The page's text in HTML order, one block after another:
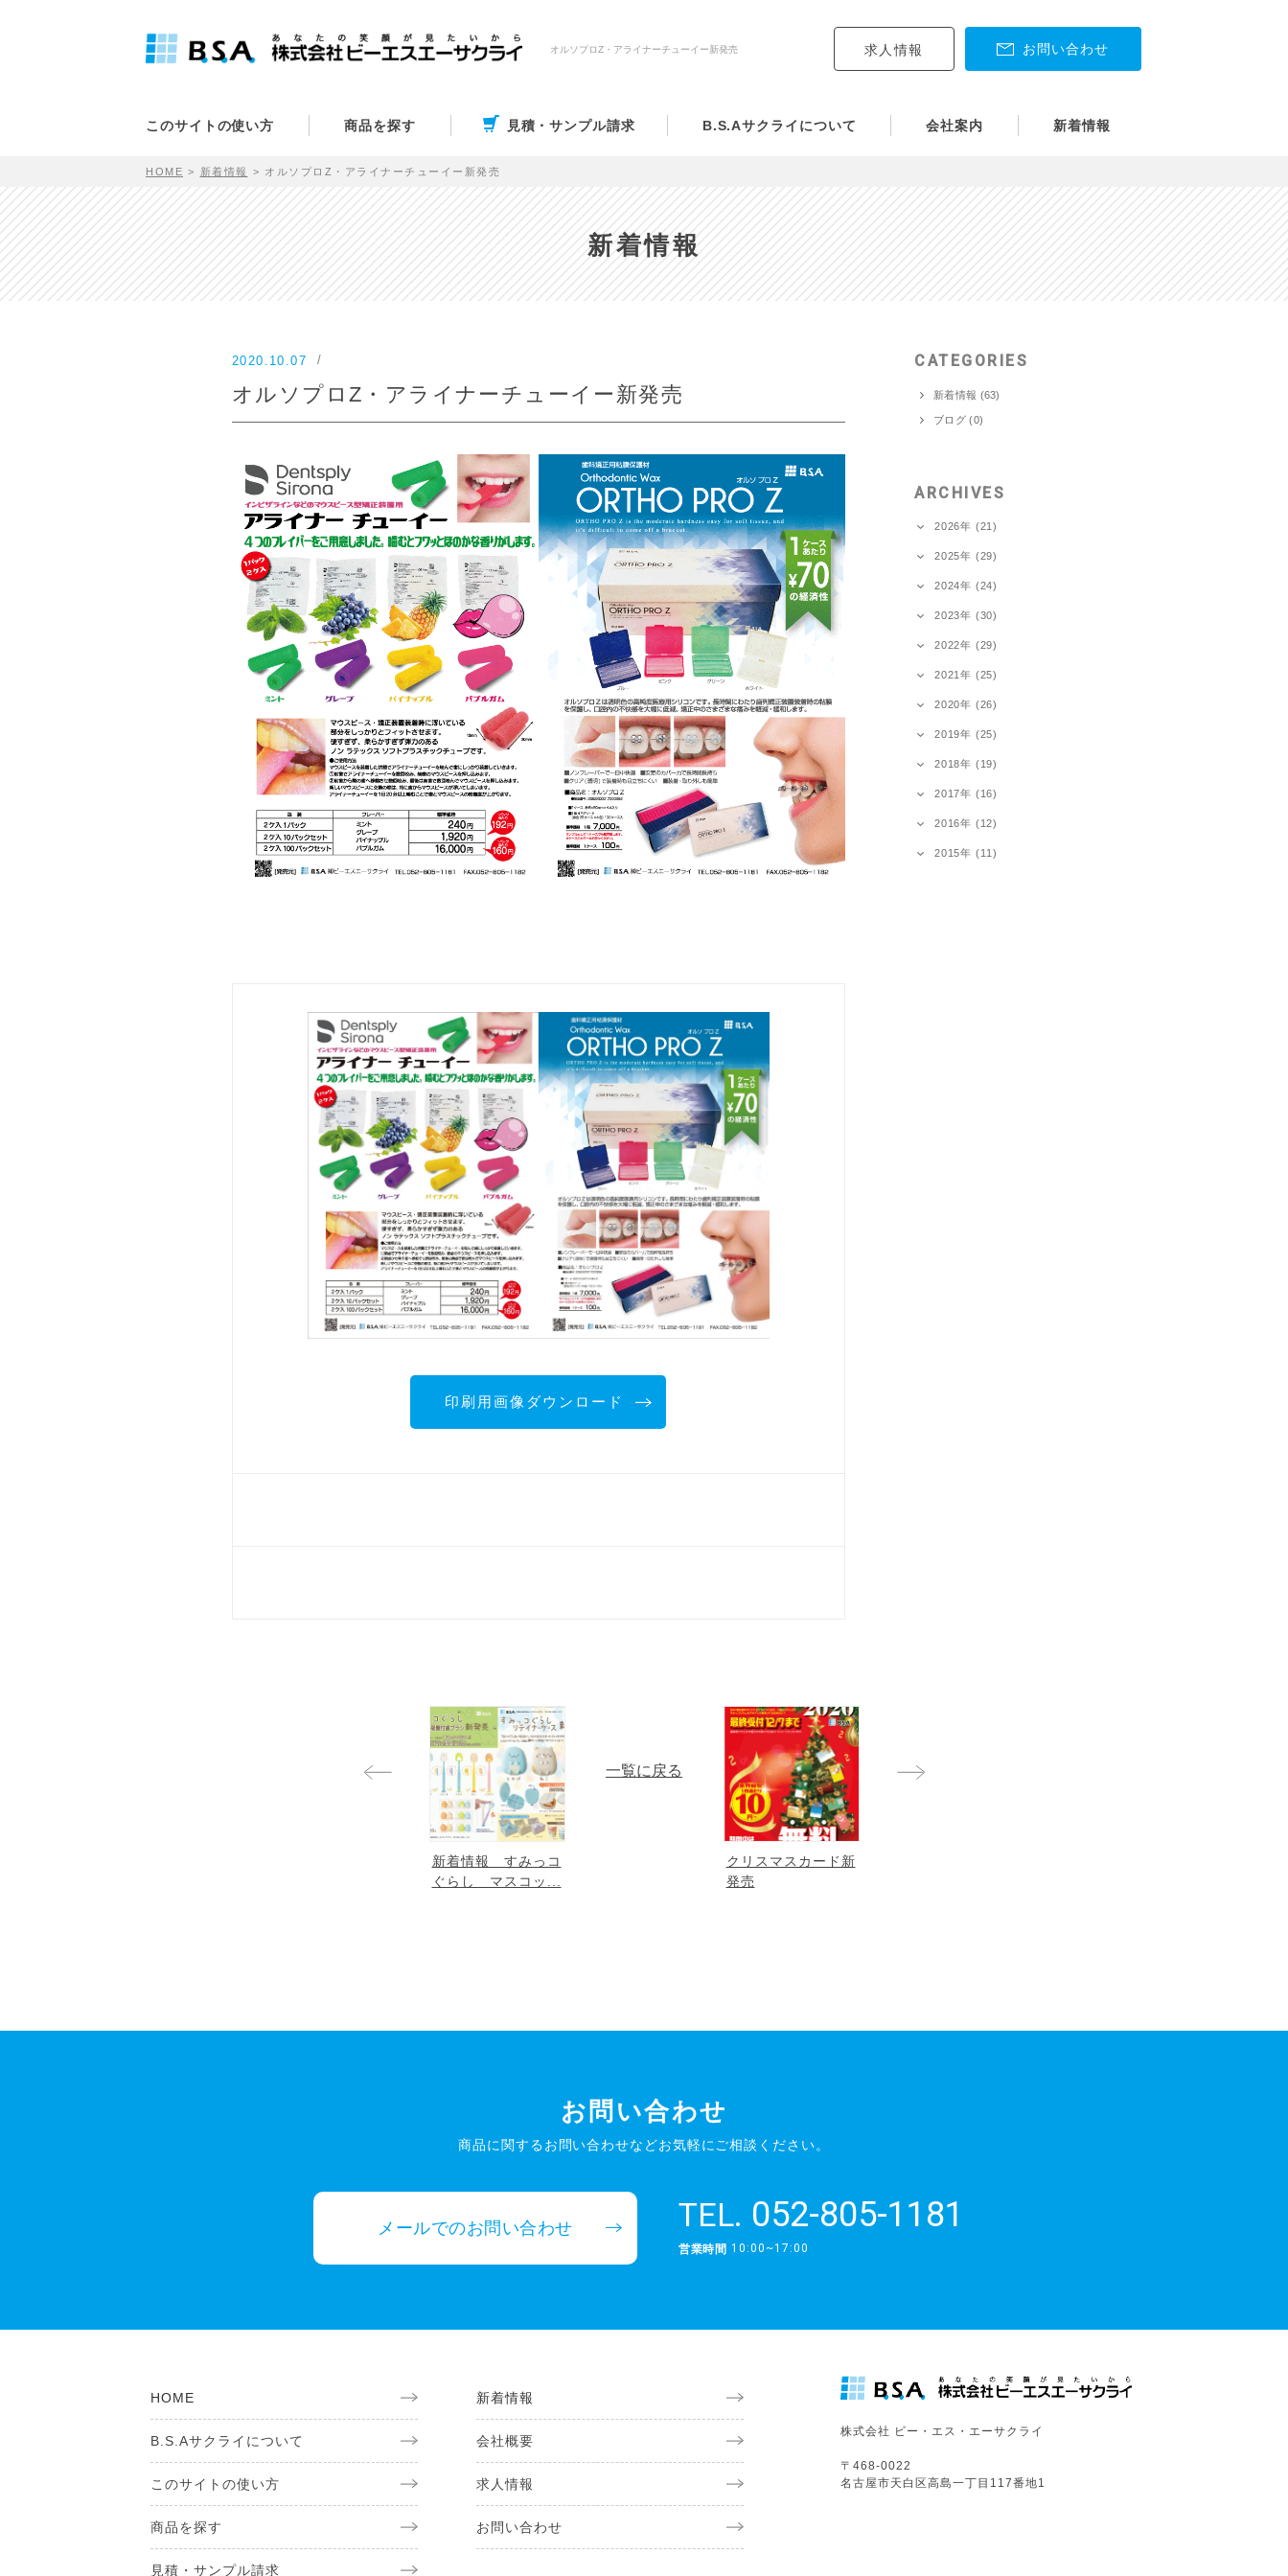
オルソプロZ・アライナーチューイー新発売 お問い合わせ
求人情報
このサイトの使い方 商品を探す 見積・サンプル請求 B.S.Aサクライについて 会社案内 新着情報
HOME 新着情報 オルソプロZ・アライナーチューイー新発売
新着情報
2020.10.07
オルソプロZ・アライナーチューイー新発売
印刷用画像ダウンロード
CATEGORIES
新着情報 (63)
ブログ (0)
ARCHIVES
2026年 (21)
2025年 (29)
2024年 (24)
2023年 (30)
2022年 (29)
2021年 (25)
2020年 (26)
2019年 (25)
2018年 (19)
2017年 (16)
2016年 (12)
2015年 (11)
新着情報 すみっコ
ぐらし マスコッ...
一覧に戻る
クリスマスカード新
発売
お問い合わせ
商品に関するお問い合わせなどお気軽にご相談ください。
メールでのお問い合わせ TEL. 052-805-1181
営業時間 10:00~17:00
HOME
B.S.Aサクライについて
このサイトの使い方
商品を探す
見積・サンプル請求
新着情報
会社概要
求人情報
お問い合わせ
株式会社 ビー・エス・エーサクライ
〒468-0022
名古屋市天白区高島一丁目117番地1